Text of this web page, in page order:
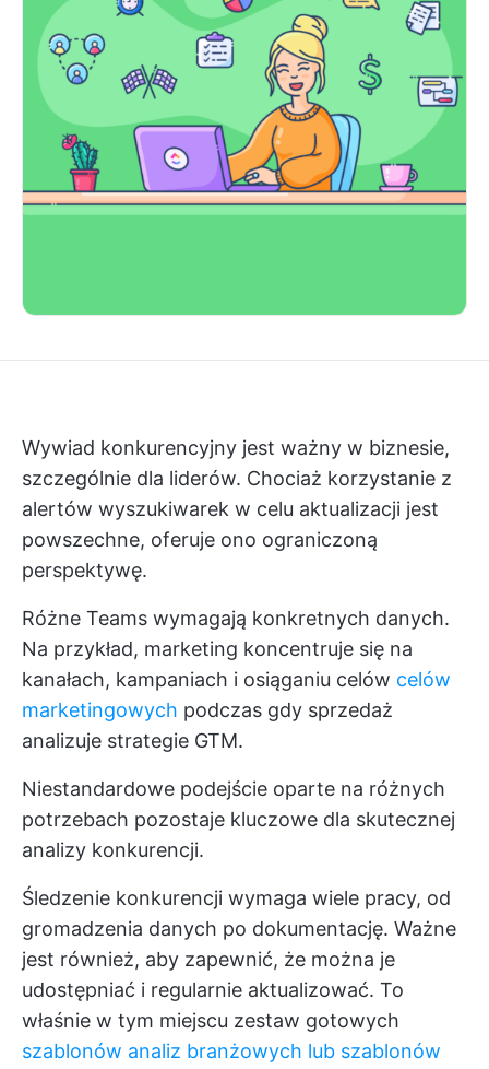
Wywiad konkurencyjny jest ważny w biznesie,
szczególnie dla liderów. Chociaż korzystanie z
alertów wyszukiwarek w celu aktualizacji jest
powszechne, oferuje ono ograniczoną
perspektywę.
Różne Teams wymagają konkretnych danych.
Na przykład, marketing koncentruje się na
kanałach, kampaniach i osiąganiu celów celów
marketingowych podczas gdy sprzedaż
analizuje strategie GTM.
Niestandardowe podejście oparte na różnych
potrzebach pozostaje kluczowe dla skutecznej
analizy konkurencji.
Śledzenie konkurencji wymaga wiele pracy, od
gromadzenia danych po dokumentację. Ważne
jest również, aby zapewnić, że można je
udostępniać i regularnie aktualizować. To
właśnie w tym miejscu zestaw gotowych
szablonów analiz branżowych lub szablonów